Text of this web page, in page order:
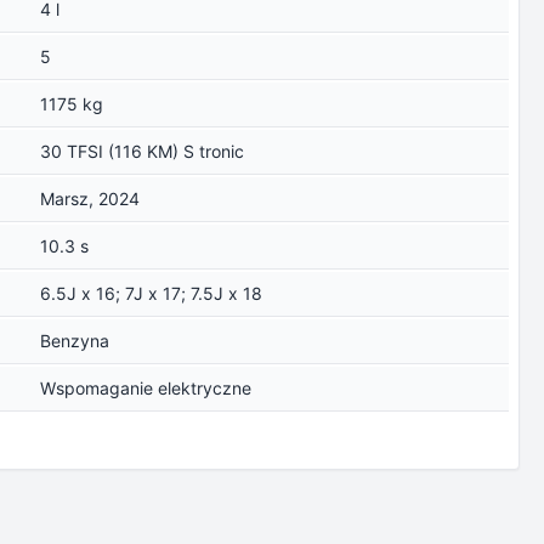
4 l
5
1175 kg
30 TFSI (116 KM) S tronic
Marsz, 2024
10.3 s
6.5J x 16; 7J x 17; 7.5J x 18
Benzyna
Wspomaganie elektryczne